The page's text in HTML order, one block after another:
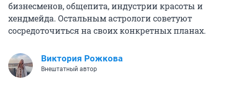
бизнесменов, общепита, индустрии красоты и
хендмейда. Остальным астрологи советуют
сосредоточиться на своих конкретных планах.
Виктория Рожкова
Внештатный автор